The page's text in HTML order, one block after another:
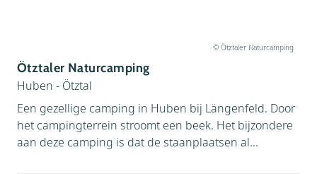
© Ötztaler Naturcamping
Ötztaler Naturcamping
Huben - Ötztal
Een gezellige camping in Huben bij Längenfeld. Door
het campingterrein stroomt een beek. Het bijzondere
aan deze camping is dat de staanplaatsen al...